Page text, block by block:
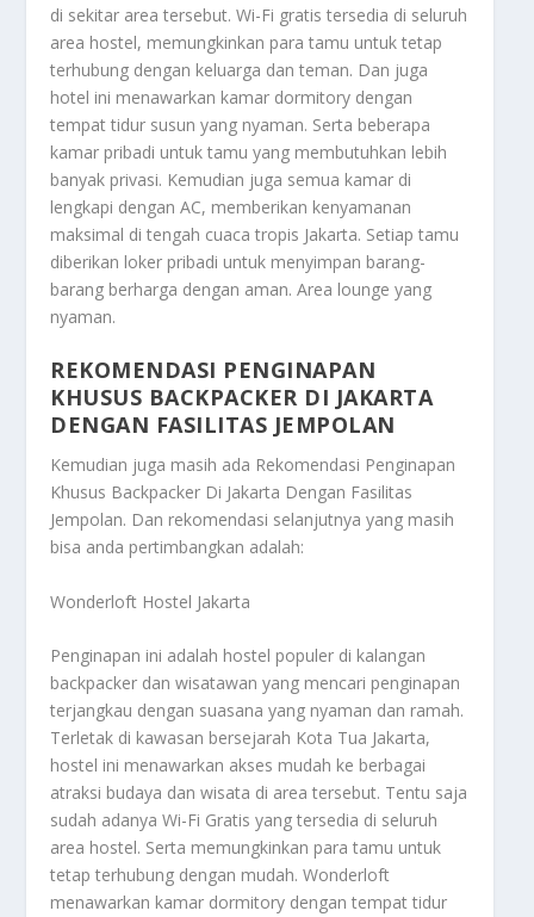
di sekitar area tersebut. Wi-Fi gratis tersedia di seluruh
area hostel, memungkinkan para tamu untuk tetap
terhubung dengan keluarga dan teman. Dan juga
hotel ini menawarkan kamar dormitory dengan
tempat tidur susun yang nyaman. Serta beberapa
kamar pribadi untuk tamu yang membutuhkan lebih
banyak privasi. Kemudian juga semua kamar di
lengkapi dengan AC, memberikan kenyamanan
maksimal di tengah cuaca tropis Jakarta. Setiap tamu
diberikan loker pribadi untuk menyimpan barang-
barang berharga dengan aman. Area lounge yang
nyaman.
REKOMENDASI PENGINAPAN
KHUSUS BACKPACKER DI JAKARTA
DENGAN FASILITAS JEMPOLAN
Kemudian juga masih ada Rekomendasi Penginapan
Khusus Backpacker Di Jakarta Dengan Fasilitas
Jempolan. Dan rekomendasi selanjutnya yang masih
bisa anda pertimbangkan adalah:
Wonderloft Hostel Jakarta
Penginapan ini adalah hostel populer di kalangan
backpacker dan wisatawan yang mencari penginapan
terjangkau dengan suasana yang nyaman dan ramah.
Terletak di kawasan bersejarah Kota Tua Jakarta,
hostel ini menawarkan akses mudah ke berbagai
atraksi budaya dan wisata di area tersebut. Tentu saja
sudah adanya Wi-Fi Gratis yang tersedia di seluruh
area hostel. Serta memungkinkan para tamu untuk
tetap terhubung dengan mudah. Wonderloft
menawarkan kamar dormitory dengan tempat tidur